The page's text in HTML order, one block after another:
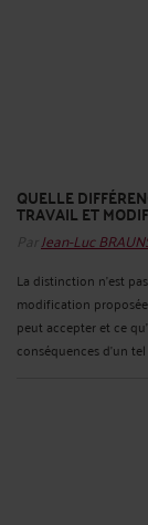
QUELLE
TRAVAIL ET
Par Jean-Luc
La distinction n’est
modification
peut accepter et ce
conséquences d’un tel